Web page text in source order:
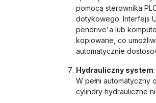
pomocą sterownika
dotykowego. Interfejs
pendrive'a lub
kopiowane, co
automatycznie
Hydrauliczny system:
W pełni
cylindry hydrauliczne